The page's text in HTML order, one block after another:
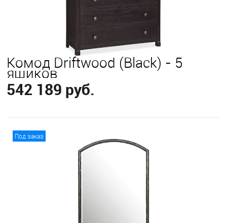
Комод Driftwood (Black) - 5
ящиков
542 189 руб.
Под заказ